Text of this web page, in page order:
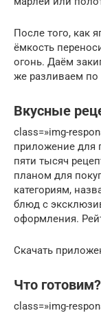
После того, как
ёмкость
огонь. Даём
же разливаем по
Вкусные
class=»img-
приложение для
пяти тысяч
планом для
категориям,
блюд с
оформления.
Скачать
Что готовим?
class=»img-